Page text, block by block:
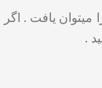
میتوان یافت .
.